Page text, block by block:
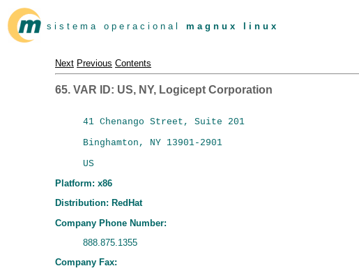
s i s t e m a o p e r a c i o n a l m a g n u x l i n u x
Next Previous Contents
65. VAR ID: US, NY, Logicept Corporation
41 Chenango Street, Suite 201
Binghamton, NY 13901-2901
Platform: x86
Distribution: RedHat
Company Phone Number:
888.875.1355
Company Fax: